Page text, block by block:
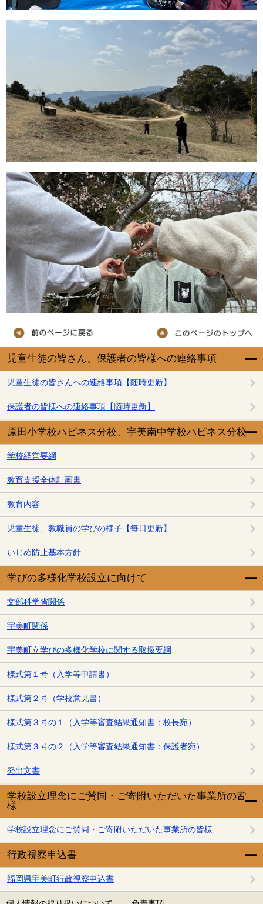
児童生徒の皆さん、保護者の皆様への連絡事項
児童生徒の皆さんへの連絡事項【随時更新】
保護者の皆様への連絡事項【随時更新】
原田小学校ハピネス分校、宇美南中学校ハピネス分校
学校経営要綱
教育支援全体計画書
教育内容
児童生徒、教職員の学びの様子【毎日更新】
いじめ防止基本方針
学びの多様化学校設立に向けて
文部科学省関係
宇美町関係
宇美町立学びの多様化学校に関する取扱要綱
様式第１号（入学等申請書）
様式第２号（学校意見書）
様式第３号の１（入学等審査結果通知書：校長宛）
様式第３号の２（入学等審査結果通知書：保護者宛）
発出文書
学校設立理念にご賛同・ご寄附いただいた事業所の皆
様
学校設立理念にご賛同・ご寄附いただいた事業所の皆様
行政視察申込書
福岡県宇美町行政視察申込書